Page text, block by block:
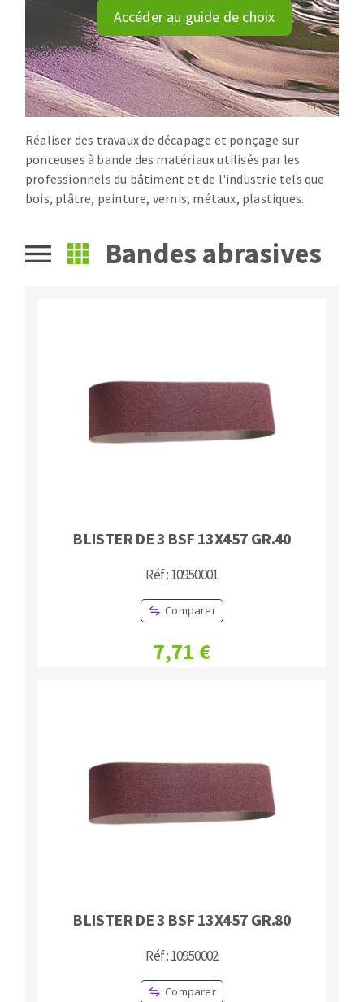
Disques fibre
Roues à lamelles
Meules sur tige
Brosses
Meules de tourets
Feutres à polir
Bandes sans fin
Rouleaux d'atelier
NETTOYAGE
Aspirateurs
MACHINES POUR LE TRAVAIL DU MÉTAL
Tronçonneuses
Ponceuses
Tours à métaux
Fraises scies
Fraise HSS
Accéder au guide de choix
Réaliser des travaux de décapage et ponçage sur
ponceuses à bande des matériaux utilisés par les
professionnels du bâtiment et de l'industrie tels que
bois, plâtre, peinture, vernis, métaux, plastiques.
Bandes abrasives
BLISTER DE 3 BSF 13X457 GR.40
Réf : 10950001
Comparer
7,71 €
BLISTER DE 3 BSF 13X457 GR.80
Réf : 10950002
Comparer